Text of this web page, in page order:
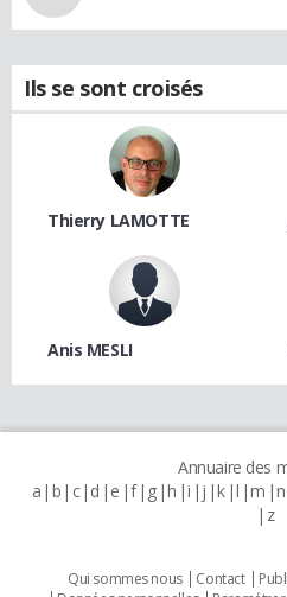
Ils se sont croisés
Thierry LAMOTTE
Anis MESLI
Annuaire des
a b c d e f g h i j k l m n
z
Qui sommes nous Contact